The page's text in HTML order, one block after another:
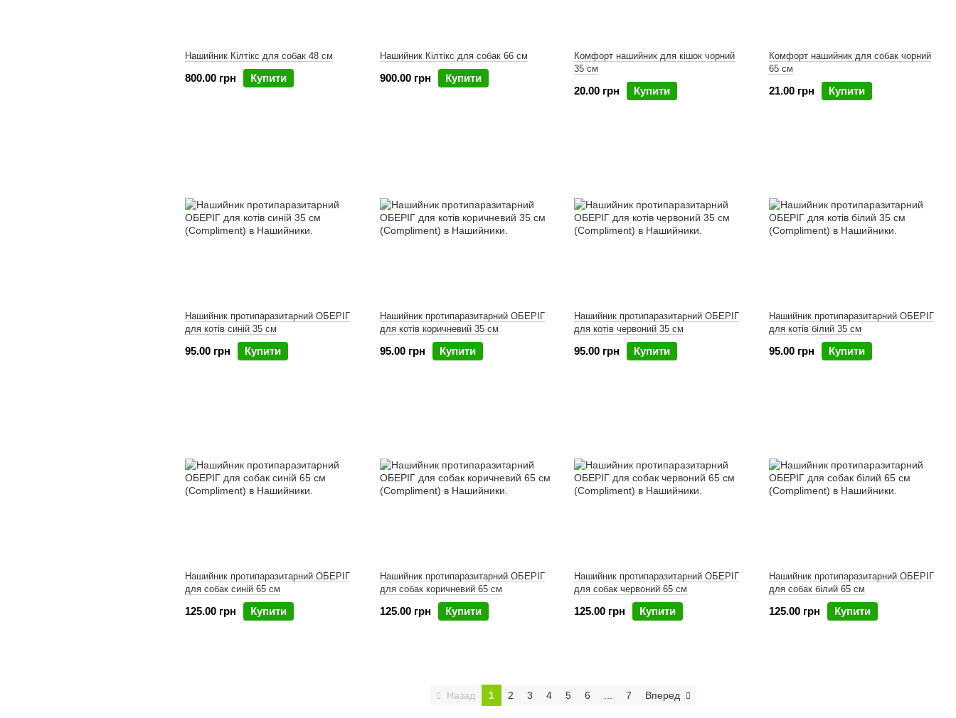
Нашийник Кілтікс для собак 48 см
800.00 грн Купити
Нашийник Кілтікс для собак 66 см
900.00 грн Купити
Комфорт нашийник для кішок чорний
35 см
20.00 грн Купити
Комфорт нашийник для собак чорний
65 см
21.00 грн Купити
Нашийник протипаразитарний ОБЕРІГ
для котів синій 35 см
95.00 грн Купити
Нашийник протипаразитарний ОБЕРІГ
для котів коричневий 35 см
95.00 грн Купити
Нашийник протипаразитарний ОБЕРІГ
для котів червоний 35 см
95.00 грн Купити
Нашийник протипаразитарний ОБЕРІГ
для котів білий 35 см
95.00 грн Купити
Нашийник протипаразитарний ОБЕРІГ
для собак синій 65 см
125.00 грн Купити
Нашийник протипаразитарний ОБЕРІГ
для собак коричневий 65 см
125.00 грн Купити
Нашийник протипаразитарний ОБЕРІГ
для собак червоний 65 см
125.00 грн Купити
Нашийник протипаразитарний ОБЕРІГ
для собак білий 65 см
125.00 грн Купити
Назад 1 2 3 4 5 6 7 Вперед